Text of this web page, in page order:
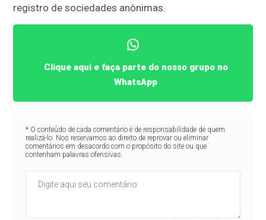
registro de sociedades anônimas.
Clique aqui e faça parte do nosso grupo no
WhatsApp
* O conteúdo de cada comentário é de responsabilidade de quem
realizá-lo. Nos reservamos ao direito de reprovar ou eliminar
comentários em desacordo com o propósito do site ou que
contenham palavras ofensivas.